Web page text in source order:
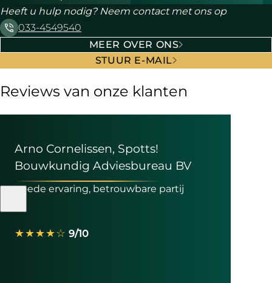
Heeft u hulp nodig? Neem contact met ons op
033-4549540
MEER OVER ONS
STUUR E-MAIL
Reviews van onze klanten
Arno Cornelissen, Spotts!
Bouwkundig Adviesbureau BV
goede ervaring, betrouwbare partij
★★★★☆ 9/10